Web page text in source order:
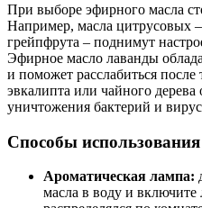
При выборе эфирного масла
Например, масла цитрусовых
грейпфрута – поднимут
Эфирное масло лаванды
и поможет расслабиться
эвкалипта или чайного
уничтожения бактерий и
Способы
Ароматическая лампа:
масла в воду и включите